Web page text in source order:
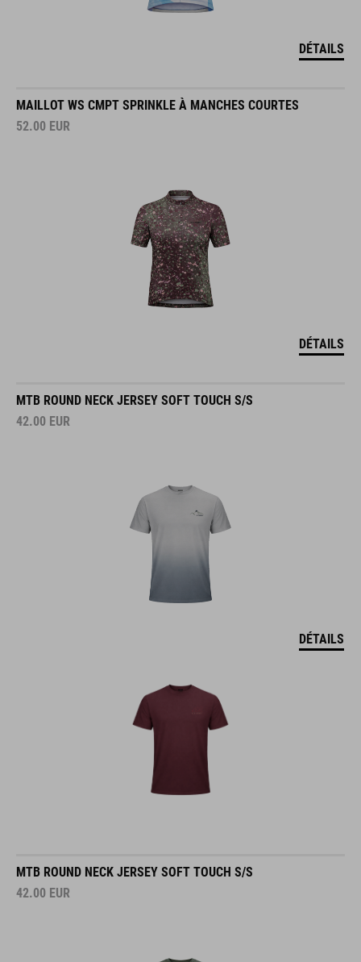
DÉTAILS
MAILLOT WS CMPT SPRINKLE À MANCHES COURTES
DÉTAILS
DÉTAILS
MTB ROUND NECK JERSEY SOFT TOUCH S/S
42.00 EUR